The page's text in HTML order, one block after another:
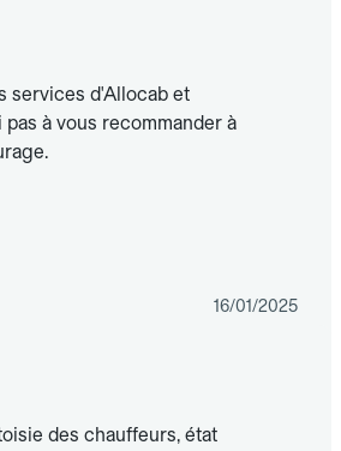
services d'Allocab et
pas à vous recommander à
16/01/2025
des chauffeurs, état